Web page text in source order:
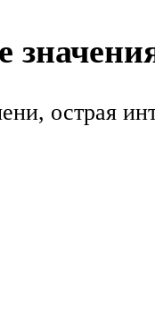
острая